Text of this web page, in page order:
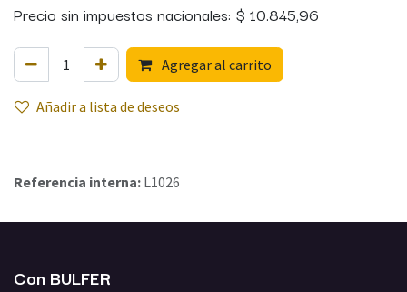
Precio sin impuestos nacionales: $ 10.845,96
Agregar al carrito
Añadir a lista de deseos
Referencia interna: L1026
Con BULFER